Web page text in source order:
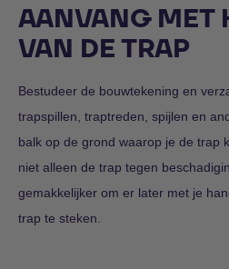
AANVANG MET
VAN DE TRAP
Bestudeer de bouwtekening en
trapspillen, traptreden, spijlen en
balk op de grond waarop je de trap
niet alleen de trap tegen
gemakkelijker om er later met je
trap te steken.